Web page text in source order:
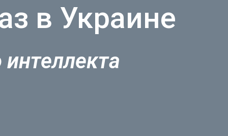
в Украине